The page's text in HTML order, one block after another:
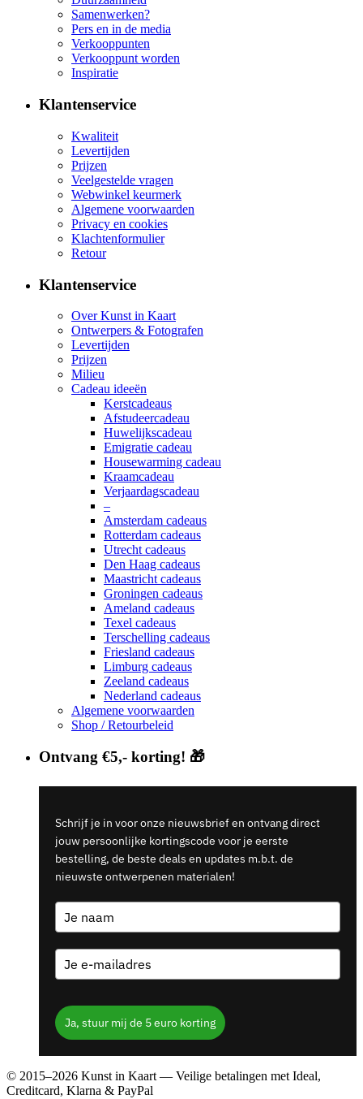
Samenwerken?
Pers en in de media
Verkooppunten
Verkooppunt worden
Inspiratie
Klantenservice
Kwaliteit
Levertijden
Prijzen
Veelgestelde vragen
Webwinkel keurmerk
Algemene voorwaarden
Privacy en cookies
Klachtenformulier
Retour
Klantenservice
Over Kunst in Kaart
Ontwerpers & Fotografen
Levertijden
Prijzen
Milieu
Cadeau ideeën
Kerstcadeaus
Afstudeercadeau
Huwelijkscadeau
Emigratie cadeau
Housewarming cadeau
Kraamcadeau
Verjaardagscadeau
–
Amsterdam cadeaus
Rotterdam cadeaus
Utrecht cadeaus
Den Haag cadeaus
Maastricht cadeaus
Groningen cadeaus
Ameland cadeaus
Texel cadeaus
Terschelling cadeaus
Friesland cadeaus
Limburg cadeaus
Zeeland cadeaus
Nederland cadeaus
Algemene voorwaarden
Shop / Retourbeleid
Ontvang €5,- korting! 🎁
Schrijf je in voor onze nieuwsbrief en ontvang direct
jouw persoonlijke kortingscode voor je eerste
bestelling, de beste deals en updates m.b.t. de
nieuwste ontwerpenen materialen!
Ja, stuur mij de 5 euro korting
© 2015–2026 Kunst in Kaart — Veilige betalingen met Ideal,
Creditcard, Klarna & PayPal